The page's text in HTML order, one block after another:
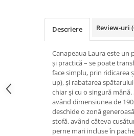
Descriere Review-uri
Canapeaua Laura este
și practică – se poate
face simplu, prin ridicarea
up), și rabatarea
chiar și cu o singură
având dimensiunea de
deschide o zonă
stofă, având câteva
perne mari incluse în